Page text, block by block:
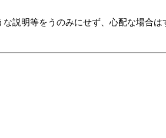
説明等をうのみにせず、心配な場合は